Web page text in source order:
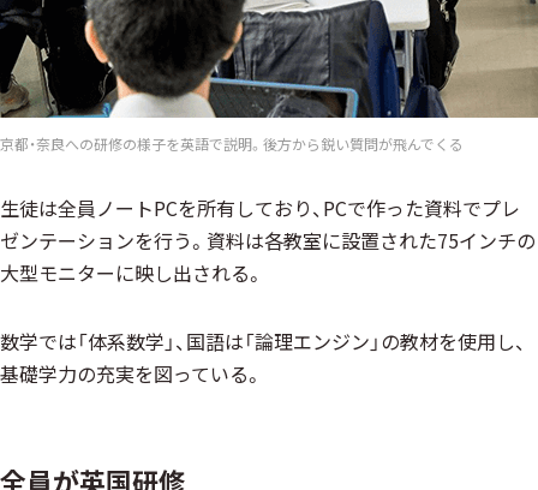
京都・奈良への研修の様子を英語で説明。後方から鋭い質問が飛んでくる
生徒は全員ノートPCを所有しており、PCで作った資料でプレ
ゼンテーションを行う。資料は各教室に設置された75インチの
大型モニターに映し出される。
数学では「体系数学」、国語は「論理エンジン」の教材を使用し、
基礎学力の充実を図っている。
全員が英国研修